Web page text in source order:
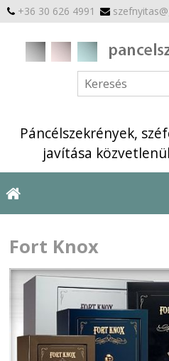
+36 30 626 4991
Páncélszekrények,
javítása
Fort Knox